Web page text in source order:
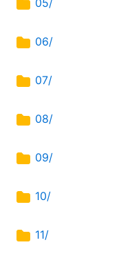
05/
06/
07/
08/
09/
10/
11/